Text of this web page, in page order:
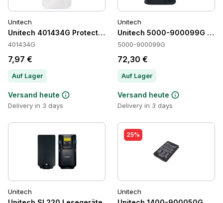
Unitech
Unitech 401434G Protection
401434G
7,97 €
Auf Lager
Versand heute
Delivery in 3 days
Unitech
Unitech 5000-900099G
5000-900099G
72,30 €
Auf Lager
Versand heute
Delivery in 3 days
Unitech
25%
Unitech